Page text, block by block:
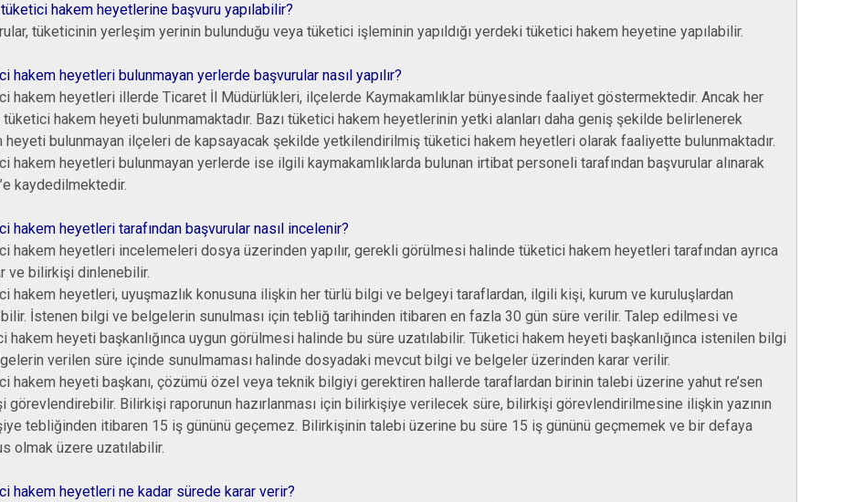
hakem heyetlerine başvuru yapılabilir?
tüketicinin yerleşim yerinin bulunduğu veya tüketici işleminin yapıldığı yerdeki tüketici hakem heyetine yapılabilir.
hakem heyetleri bulunmayan yerlerde başvurular nasıl yapılır?
hakem heyetleri illerde Ticaret İl Müdürlükleri, ilçelerde Kaymakamlıklar bünyesinde faaliyet göstermektedir. Ancak her
hakem heyeti bulunmamaktadır. Bazı tüketici hakem heyetlerinin yetki alanları daha geniş şekilde belirlenerek
heyeti bulunmayan ilçeleri de kapsayacak şekilde yetkilendirilmiş tüketici hakem heyetleri olarak faaliyette bulunmaktadır.
hakem heyetleri bulunmayan yerlerde ise ilgili kaymakamlıklarda bulunan irtibat personeli tarafından başvurular alınarak
kaydedilmektedir.
hakem heyetleri tarafından başvurular nasıl incelenir?
hakem heyetleri incelemeleri dosya üzerinden yapılır, gerekli görülmesi halinde tüketici hakem heyetleri tarafından ayrıca
ve bilirkişi dinlenebilir.
hakem heyetleri, uyuşmazlık konusuna ilişkin her türlü bilgi ve belgeyi taraflardan, ilgili kişi, kurum ve kuruluşlardan
İstenen bilgi ve belgelerin sunulması için tebliğ tarihinden itibaren en fazla 30 gün süre verilir. Talep edilmesi ve
hakem heyeti başkanlığınca uygun görülmesi halinde bu süre uzatılabilir. Tüketici hakem heyeti başkanlığınca istenilen bilgi
verilen süre içinde sunulmaması halinde dosyadaki mevcut bilgi ve belgeler üzerinden karar verilir.
hakem heyeti başkanı, çözümü özel veya teknik bilgiyi gerektiren hallerde taraflardan birinin talebi üzerine yahut re’sen
görevlendirebilir. Bilirkişi raporunun hazırlanması için bilirkişiye verilecek süre, bilirkişi görevlendirilmesine ilişkin yazının
tebliğinden itibaren 15 iş gününü geçemez. Bilirkişinin talebi üzerine bu süre 15 iş gününü geçmemek ve bir defaya
olmak üzere uzatılabilir.
hakem heyetleri ne kadar sürede karar verir?